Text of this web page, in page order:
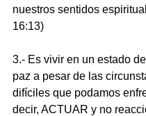
nuestros sentidos
16:13)
3.- Es vivir en un estado
paz a pesar de las
difíciles que podamos
decir, ACTUAR y no